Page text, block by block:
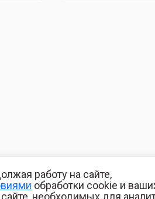
работу на сайте,
обработки cookie и
необходимых для